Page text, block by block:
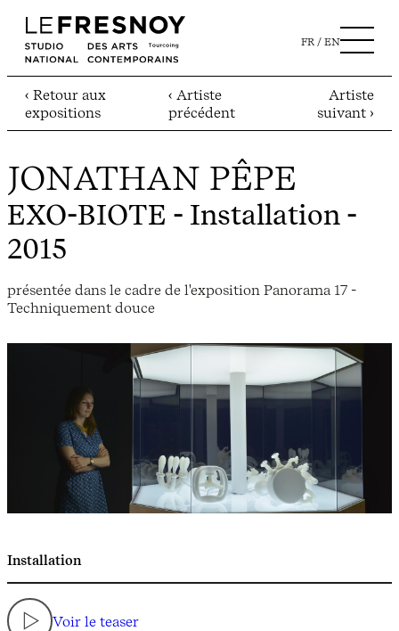
FR EN
‹ Retour aux
expositions
‹ Artiste
précédent
Artiste
suivant ›
JONATHAN PÊPE
EXO-BIOTE - Installation -
2015
présentée dans le cadre de l'exposition Panorama 17 -
Techniquement douce
Installation
Voir le teaser